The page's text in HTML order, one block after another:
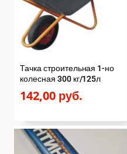
Тачка строительная 1-но
колесная 300 кг/125л
142,00 руб.